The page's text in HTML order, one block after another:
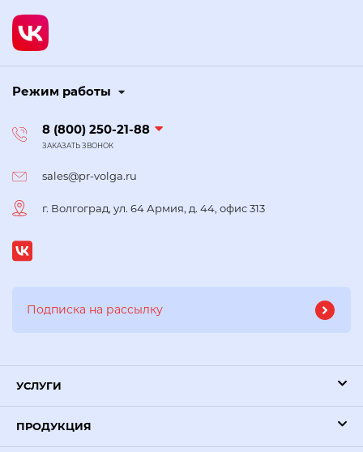
Режим работы
8 (800) 250-21-88
ЗАКАЗАТЬ ЗВОНОК
sales@pr-volga.ru
г. Волгоград, ул. 64 Армия, д. 44, офис 313
УСЛУГИ
ПРОДУКЦИЯ